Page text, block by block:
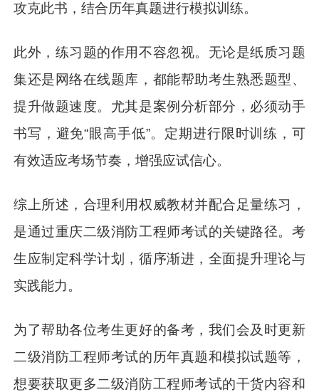
攻克此书，结合历年真题进行模拟训练。
此外，练习题的作用不容忽视。无论是纸质习题
集还是网络在线题库，都能帮助考生熟悉题型、
提升做题速度。尤其是案例分析部分，必须动手
书写，避免“眼高手低”。定期进行限时训练，可
有效适应考场节奏，增强应试信心。
综上所述，合理利用权威教材并配合足量练习，
是通过重庆二级消防工程师考试的关键路径。考
生应制定科学计划，循序渐进，全面提升理论与
实践能力。
为了帮助各位考生更好的备考，我们会及时更新
二级消防工程师考试的历年真题和模拟试题等，
想要获取更多二级消防工程师考试的干货内容和